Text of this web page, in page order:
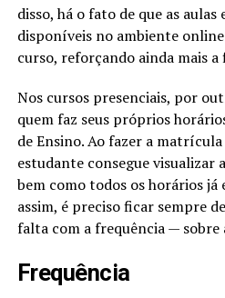
disso, há o fato de que as
disponíveis no ambiente
curso, reforçando ainda mais a
Nos cursos presenciais, por
quem faz seus próprios
de Ensino. Ao fazer a
estudante consegue visualizar
bem como todos os horários já
assim, é preciso ficar sempre
falta com a frequência — sobre
Frequência